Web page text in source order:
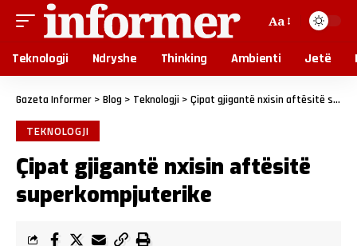
Aa
Teknologji Ndryshe Thinking Ambienti Jetë
Gazeta Informer > Blog > Teknologji > Çipat gjigantë nxisin aftësitë superkompjuterike
TEKNOLOGJI
Çipat gjigantë nxisin aftësitë
superkompjuterike